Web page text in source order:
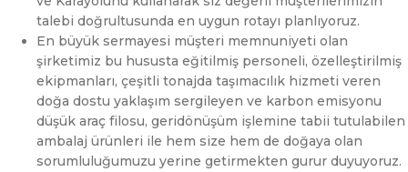
talebi doğrultusunda en uygun rotayı planlıyoruz.
En büyük sermayesi müşteri memnuniyeti olan
şirketimiz bu hususta eğitilmiş personeli, özelleştirilmiş
ekipmanları, çeşitli tonajda taşımacılık hizmeti veren
doğa dostu yaklaşım sergileyen ve karbon emisyonu
düşük araç filosu, geridönüşüm işlemine tabii tutulabilen
ambalaj ürünleri ile hem size hem de doğaya olan
sorumluluğumuzu yerine getirmekten gurur duyuyoruz.